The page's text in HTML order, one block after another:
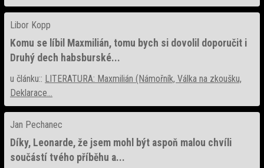
Libor Kopp
Komu se líbil Maxmilián, tomu bych si dovolil doporučit i
Druhý dech habsburské...
u článku:: LITERATURA: Maxmilián (Námořník, Válka na zkoušku,
Deklarace...
Jan Pechanec
Díky, Leonarde, že jsem mohl být aspoň malou chvíli
součástí tvého příběhu a...